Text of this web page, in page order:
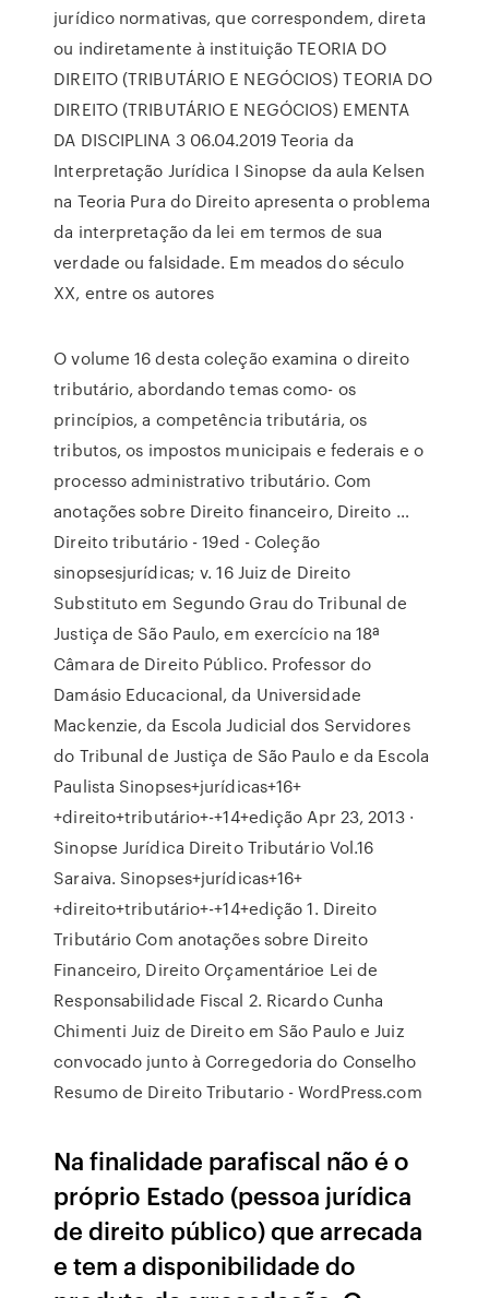
jurídico normativas, que correspondem, direta
ou indiretamente à instituição TEORIA DO
DIREITO (TRIBUTÁRIO E NEGÓCIOS) TEORIA DO
DIREITO (TRIBUTÁRIO E NEGÓCIOS) EMENTA
DA DISCIPLINA 3 06.04.2019 Teoria da
Interpretação Jurídica I Sinopse da aula Kelsen
na Teoria Pura do Direito apresenta o problema
da interpretação da lei em termos de sua
verdade ou falsidade. Em meados do século
XX, entre os autores
O volume 16 desta coleção examina o direito
tributário, abordando temas como- os
princípios, a competência tributária, os
tributos, os impostos municipais e federais e o
processo administrativo tributário. Com
anotações sobre Direito financeiro, Direito …
Direito tributário - 19ed - Coleção
sinopsesjurídicas; v. 16 Juiz de Direito
Substituto em Segundo Grau do Tribunal de
Justiça de São Paulo, em exercício na 18ª
Câmara de Direito Público. Professor do
Damásio Educacional, da Universidade
Mackenzie, da Escola Judicial dos Servidores
do Tribunal de Justiça de São Paulo e da Escola
Paulista Sinopses+jurídicas+16+
+direito+tributário+-+14+edição Apr 23, 2013 ·
Sinopse Jurídica Direito Tributário Vol.16
Saraiva. Sinopses+jurídicas+16+
+direito+tributário+-+14+edição 1. Direito
Tributário Com anotações sobre Direito
Financeiro, Direito Orçamentárioe Lei de
Responsabilidade Fiscal 2. Ricardo Cunha
Chimenti Juiz de Direito em São Paulo e Juiz
convocado junto à Corregedoria do Conselho
Resumo de Direito Tributario - WordPress.com
Na finalidade parafiscal não é o
próprio Estado (pessoa jurídica
de direito público) que arrecada
e tem a disponibilidade do